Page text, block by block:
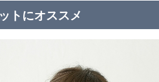
トにオススメ